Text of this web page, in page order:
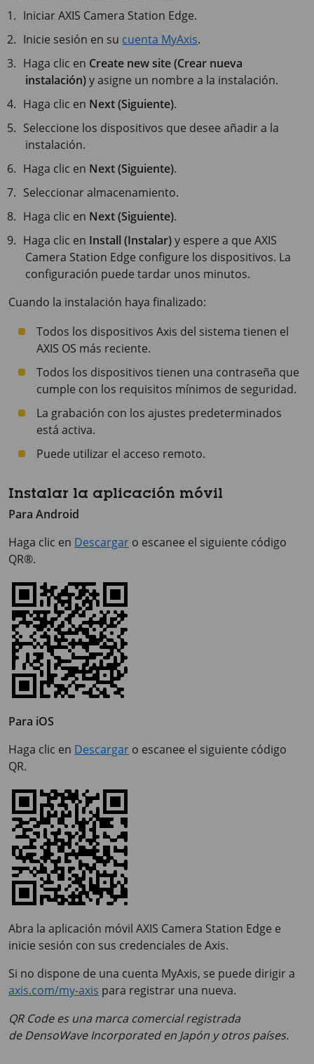
Iniciar AXIS Camera Station Edge.
Inicie sesión en su cuenta MyAxis.
Haga clic en Create new site (Crear nueva
instalación)y asigne un nombre a la instalación.
Haga clic en Next (Siguiente).
Seleccione los dispositivos que desee añadir a la
instalación.
Haga clic en Next (Siguiente).
Seleccionar almacenamiento.
Haga clic en Next (Siguiente).
Haga clic en Install (Instalar)y espere a que AXIS
Camera Station Edge configure los dispositivos. La
configuración puede tardar unos minutos.
Cuando la instalación haya finalizado:
Todos los dispositivos Axis del sistema tienen el
AXIS OS más reciente.
Todos los dispositivos tienen una contraseña que
cumple con los requisitos mínimos de seguridad.
La grabación con los ajustes predeterminados
está activa.
Puede utilizar el acceso remoto.
Instalar la aplicación móvil
Para Android
Haga clic en Descargar o escanee el siguiente código
QR®.
Para iOS
Haga clic en Descargar o escanee el siguiente código
QR.
Abra la aplicación móvil AXIS Camera Station Edge e
inicie sesión con sus credenciales de Axis.
Si no dispone de una cuenta MyAxis, se puede dirigir a
axis.com/my-axis para registrar una nueva.
QR Code es una marca comercial registrada
de DensoWave Incorporated en Japón y otros países.